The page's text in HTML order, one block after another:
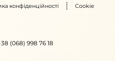
конфіденційності Cookie
(068) 998 76 18